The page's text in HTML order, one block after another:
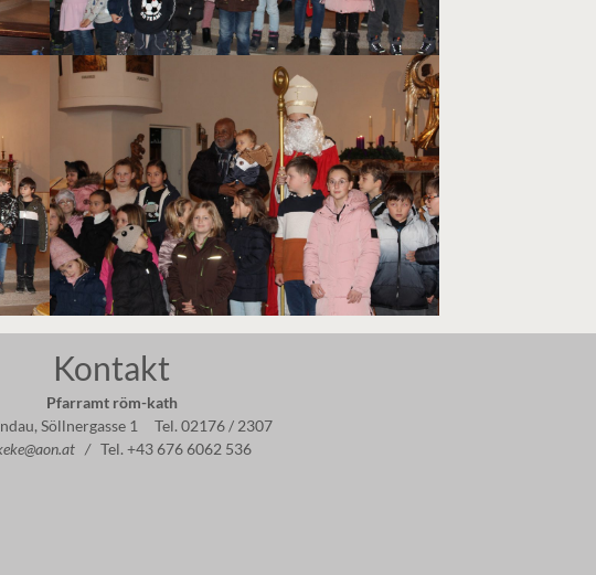
Kontakt
Pfarramt röm-kath
Söllnergasse 1 Tel. 02176 / 2307
/ Tel. +43 676 6062 536